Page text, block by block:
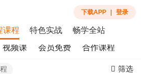
下载APP 登录
课程 特色实战 畅学全站
视频课 会员免费 合作课程
筛选